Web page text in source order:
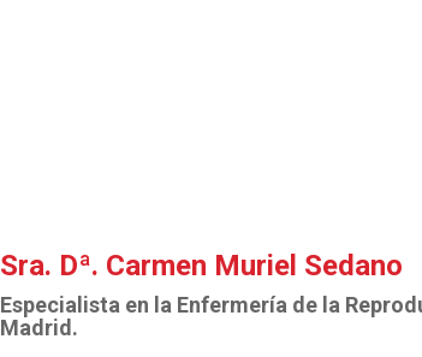
Sra. Dª. Carmen Muriel Sedano
Especialista en la Enfermería de la
Madrid.